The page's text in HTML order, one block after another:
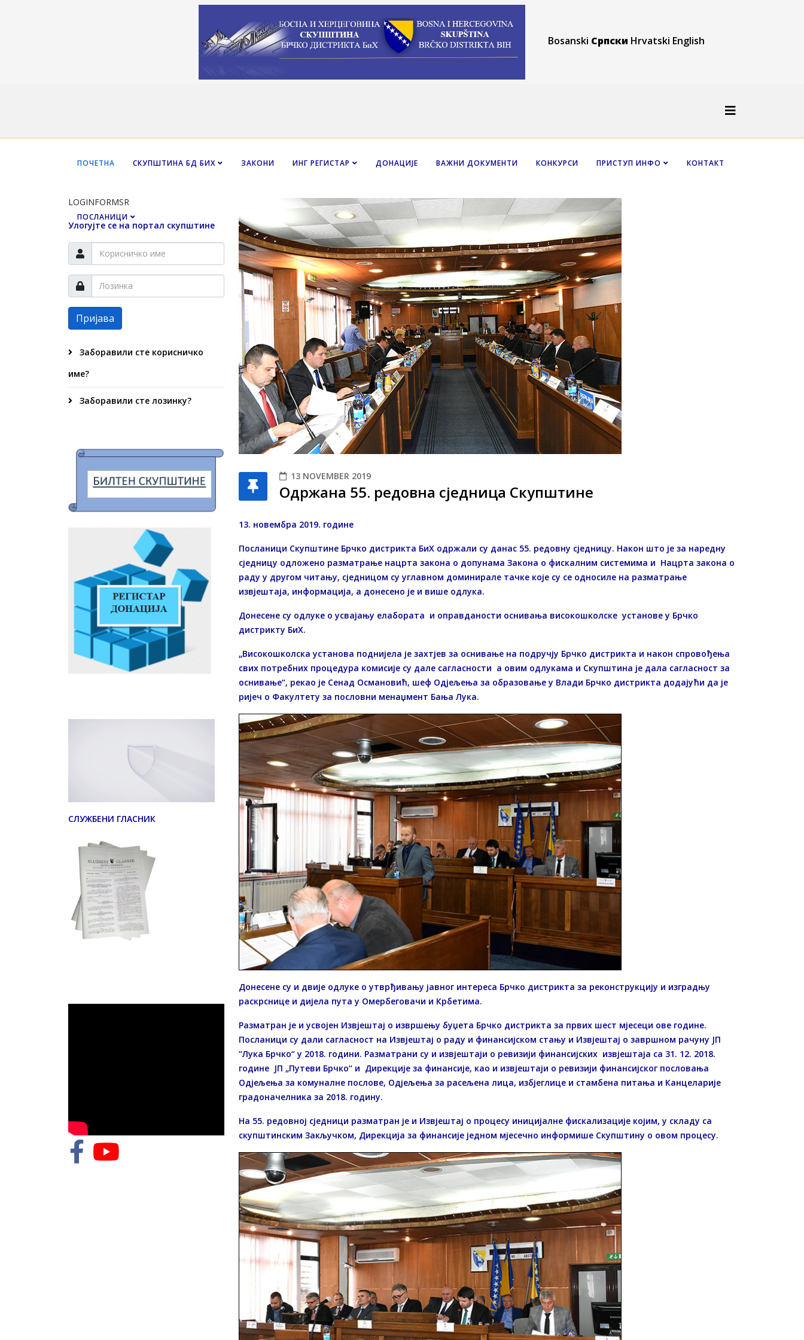
Bosanski Српски Hrvatski English
ПОЧЕТНА СКУПШТИНА БД БИХ ЗАКОНИ ИНГ РЕГИСТАР ДОНАЦИЈЕ ВАЖНИ ДОКУМЕНТИ КОНКУРСИ ПРИСТУП ИНФО КОНТАКТ
ПОСЛАНИЦИ
LOGINFORMSR
Улогујте се на портал скупштине
Пријава
Заборавили сте корисничко
име?
Заборавили сте лозинку?
СЛУЖБЕНИ ГЛАСНИК
13 NOVEMBER 2019
Одржана 55. редовна сједница Скупштине
13. новембра 2019. године
Посланици Скупштине Брчко дистрикта БиХ одржали су данас 55. редовну сједницу. Након што је за наредну
сједницу одложено разматрање нацрта закона о допунама Закона о фискалним системима и Нацрта закона о
раду у другом читању, сједницом су углавном доминирале тачке које су се односиле на разматрање
извјештаја, информација, а донесено је и више одлука.
Донесене су одлуке о усвајању елабората и оправданости оснивања високошколске установе у Брчко
дистрикту БиХ.
„Високошколска установа поднијела је захтјев за оснивање на подручју Брчко дистрикта и након спровођења
свих потребних процедура комисије су дале сагласности а овим одлукама и Скупштина је дала сагласност за
оснивање“, рекао је Сенад Османовић, шеф Одјељења за образовање у Влади Брчко дистрикта додајући да је
ријеч о Факултету за пословни менаџмент Бања Лука.
Донесене су и двије одлуке о утврђивању јавног интереса Брчко дистрикта за реконструкцију и изградњу
раскрснице и дијела пута у Омербеговачи и Крбетима.
Разматран је и усвојен Извјештај о извршењу буџета Брчко дистрикта за првих шест мјесеци ове године.
Посланици су дали сагласност на Извјештај о раду и финансијском стању и Извјештај о завршном рачуну ЈП
“Лука Брчко“ у 2018. години. Разматрани су и извјештаји о ревизији финансијских извјештаја са 31. 12. 2018.
године ЈП „Путеви Брчко“ и Дирекције за финансије, као и извјештаји о ревизији финансијског пословања
Одјељења за комуналне послове, Одјељења за расељена лица, избјеглице и стамбена питања и Канцеларије
градоначелника за 2018. годину.
На 55. редовној сједници разматран је и Извјештај о процесу иницијалне фискализације којим, у складу са
скупштинским Закључком, Дирекција за финансије једном мјесечно информише Скупштину о овом процесу.